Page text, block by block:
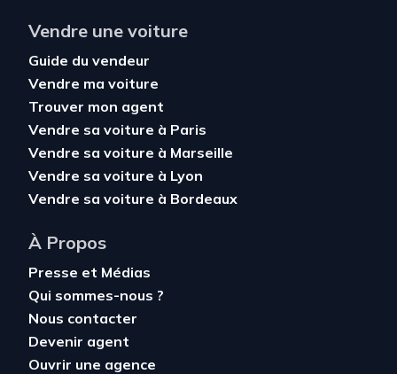
Vendre une voiture
Guide du vendeur
Vendre ma voiture
Trouver mon agent
Vendre sa voiture à Paris
Vendre sa voiture à Marseille
Vendre sa voiture à Lyon
Vendre sa voiture à Bordeaux
À Propos
Presse et Médias
Qui sommes-nous ?
Nous contacter
Devenir agent
Ouvrir une agence